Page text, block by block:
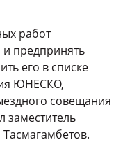
работ
предпринять
его в списке
ЮНЕСКО,
совещания
заместитель